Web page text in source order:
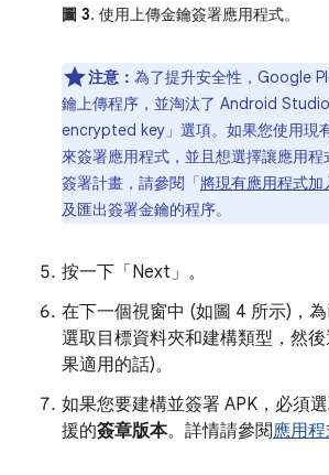
圖 3. 使用上傳金鑰簽署應用程式。
注意： 為了提升安全性，Google
鑰上傳程序，並淘汰了 Android
encrypted key」選項。如果您使用現
來簽署應用程式，並且想選擇讓應用
簽署計畫，請參閱「將現有應用程式加
及匯出簽署金鑰的程序。
按一下「Next」 。
在下一個視窗中 (如圖 4 所示)，
選取目標資料夾和建構類型，然
果適用的話)。
如果您要建構並簽署 APK，必須
援的簽章版本。詳情請參閱應用